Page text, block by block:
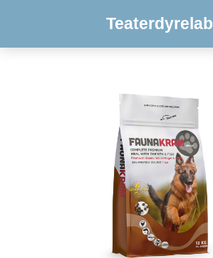
Teaterdyrelab